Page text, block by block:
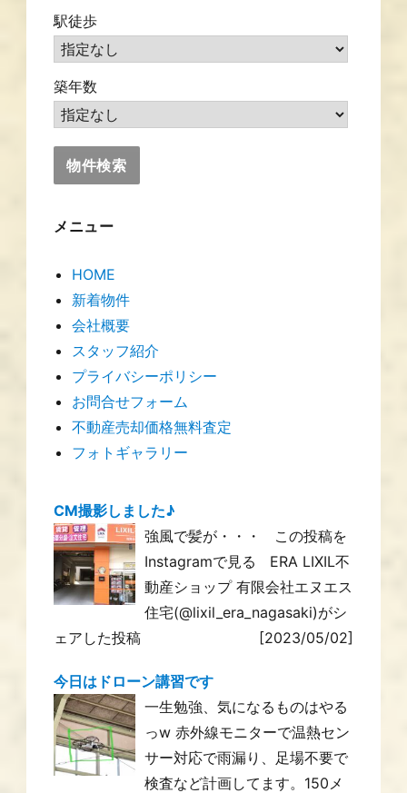
駅徒歩
築年数
メニュー
HOME
新着物件
会社概要
スタッフ紹介
プライバシーポリシー
お問合せフォーム
不動産売却価格無料査定
フォトギャラリー
CM撮影しました♪
強風で髪が・・・ この投稿を
Instagramで見る ERA LIXIL不
動産ショップ 有限会社エヌエス
住宅(@lixil_era_nagasaki)がシ
ェアした投稿
[2023/05/02]
今日はドローン講習です
一生勉強、気になるものはやる
っw 赤外線モニターで温熱セン
サー対応で雨漏り、足場不要で
検査など計画してます。150メ